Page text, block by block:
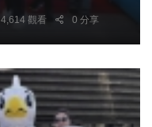
4,614 觀看 0 分享